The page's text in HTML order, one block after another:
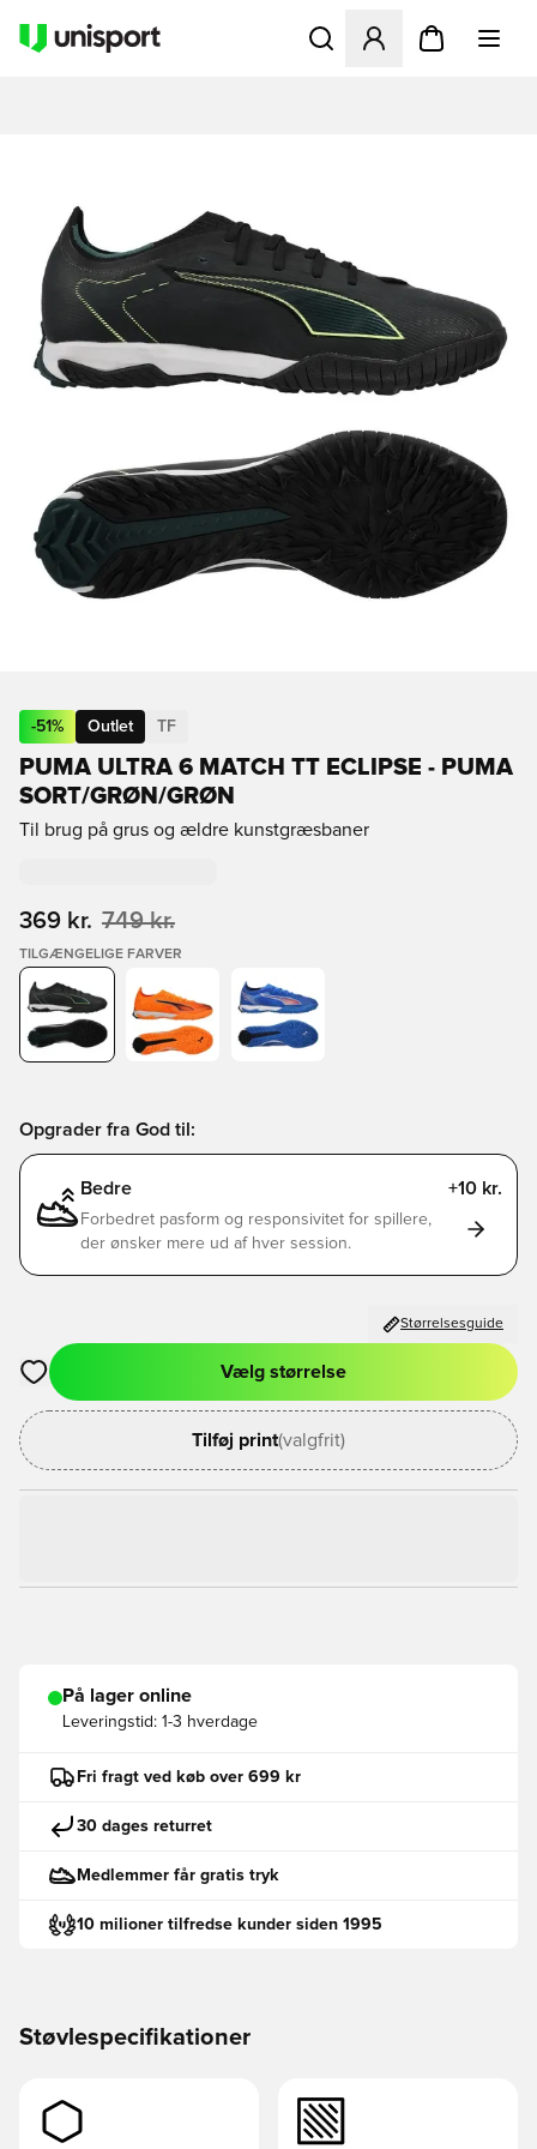
Åbner en Modal til at
-51% Outlet TF
PUMA ULTRA 6 MATCH TT ECLIPSE - PUMA
SORT/GRØN/GRØN
Til brug på grus og ældre kunstgræsbaner
369 kr. 749 kr.
TILGÆNGELIGE FARVER
Opgrader fra God til:
Bedre +10 kr.
Forbedret pasform og responsivitet for spillere,
der ønsker mere ud af hver session.
Størrelsesguide
Åbner en Modal til at logge ind eller tilmelde dig som medlem
Vælg størrelse
Tilføj print(valgfrit)
På lager online
Leveringstid: 1-3 hverdage
Fri fragt ved køb over 699 kr
30 dages returret
Medlemmer får gratis tryk
10 milioner tilfredse kunder siden 1995
Støvlespecifikationer